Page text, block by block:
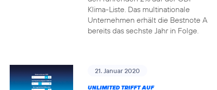
Klima-Liste. Das multinationale
Unternehmen erhält die Bestnote A
bereits das sechste Jahr in Folge.
21. Januar 2020
UNLIMITED TRIFFT AUF